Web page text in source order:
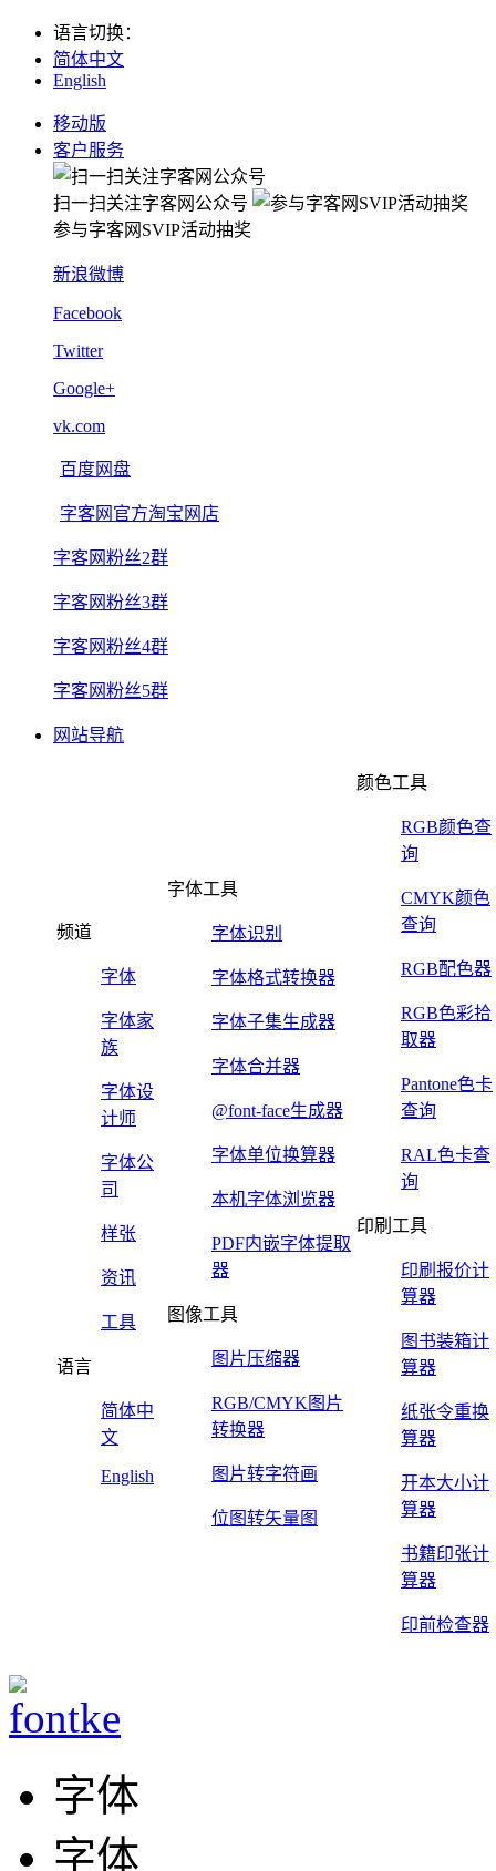
语言切换：
简体中文
English
移动版
客户服务
扫一扫关注字客网公众号
参与字客网SVIP活动抽奖
新浪微博
Facebook
Twitter
Google+
vk.com
百度网盘
字客网官方淘宝网店
字客网粉丝2群
字客网粉丝3群
字客网粉丝4群
字客网粉丝5群
网站导航
频道
字体
字体家
族
字体设
计师
字体公
司
样张
资讯
工具
语言
简体中
文
English
字体工具
字体识别
字体格式转换器
字体子集生成器
字体合并器
@font-face生成器
字体单位换算器
本机字体浏览器
PDF内嵌字体提取
器
图像工具
图片压缩器
RGB/CMYK图片
转换器
图片转字符画
位图转矢量图
颜色工具
RGB颜色查
询
CMYK颜色
查询
RGB配色器
RGB色彩拾
取器
Pantone色卡
查询
RAL色卡查
询
印刷工具
印刷报价计
算器
图书装箱计
算器
纸张令重换
算器
开本大小计
算器
书籍印张计
算器
印前检查器
字体
字体